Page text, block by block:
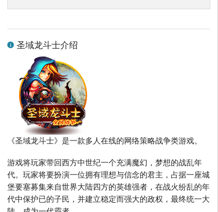
圣域龙斗士介绍
《圣域龙斗士》是一款多人在线的网络策略战争类游戏。
游戏将玩家带回西方中世纪一个充满魔幻，梦想的战乱年
代。玩家将要扮演一位拥有理想与信念的君主，占据一座城
堡要塞募集来自世界大陆四方的英雄强者，在战火纷乱的年
代中保护已的子民，并建立稳定而强大的政权，最终统一大